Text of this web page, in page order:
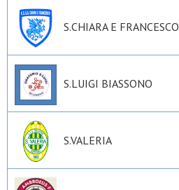
S.CHIARA E FRANCESCO
S.LUIGI BIASSONO
S.VALERIA